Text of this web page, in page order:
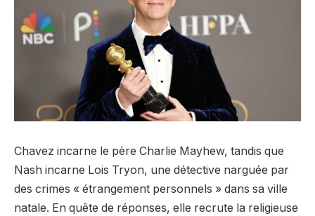
Chavez incarne le père Charlie Mayhew, tandis que
Nash incarne Lois Tryon, une détective narguée par
des crimes « étrangement personnels » dans sa ville
natale. En quête de réponses, elle recrute la religieuse